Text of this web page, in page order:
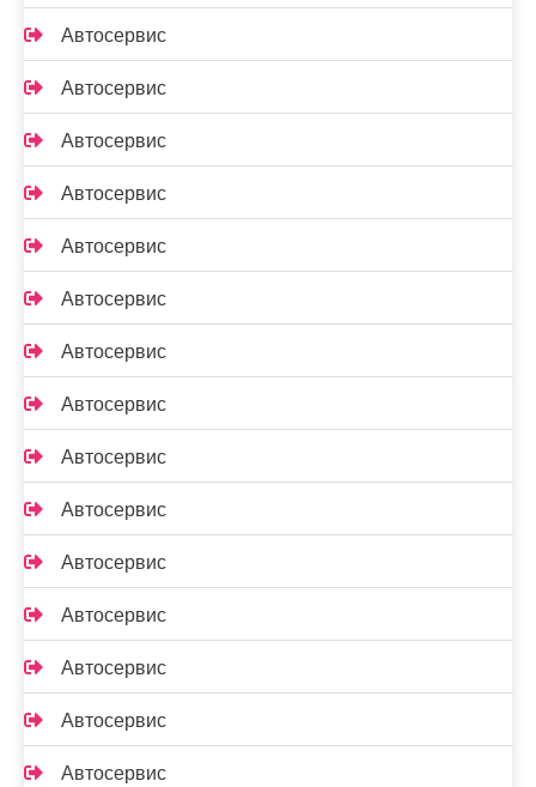
Автосервис
Автосервис
Автосервис
Автосервис
Автосервис
Автосервис
Автосервис
Автосервис
Автосервис
Автосервис
Автосервис
Автосервис
Автосервис
Автосервис
Автосервис